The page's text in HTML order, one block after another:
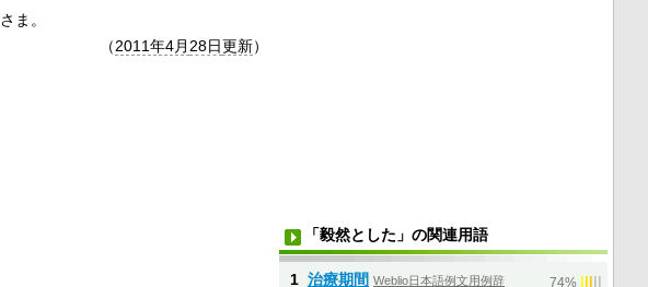
さま。
（2011年4月28日更新）
「毅然とした」の関連用語
1 治療期間 Weblio日本語例文用例辞
74%